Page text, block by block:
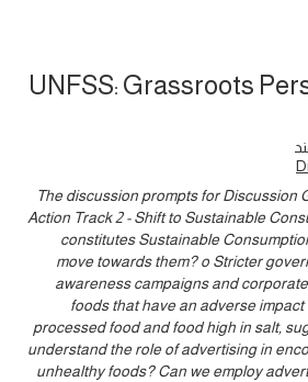
UNFSS: Grassroots
The discussion prompts for Discussion
Action Track 2 - Shift to Sustainable
constitutes Sustainable
move towards them? o Stricter
awareness campaigns and
foods that have an adverse
processed food and food high in salt,
understand the role of advertising in
unhealthy foods? Can we employ